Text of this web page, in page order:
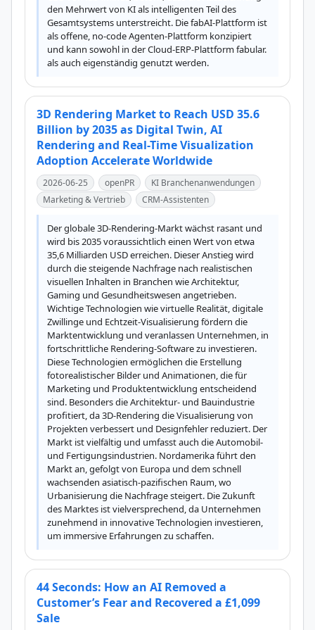
den Mehrwert von KI als intelligenten Teil des
Gesamtsystems unterstreicht. Die fabAI-Plattform ist
als offene, no-code Agenten-Plattform konzipiert
und kann sowohl in der Cloud-ERP-Plattform fabular.
als auch eigenständig genutzt werden.
3D Rendering Market to Reach USD 35.6
Billion by 2035 as Digital Twin, AI
Rendering and Real-Time Visualization
Adoption Accelerate Worldwide
2026-06-25 openPR
KI Branchenanwendungen
Marketing & Vertrieb
CRM-Assistenten
Der globale 3D-Rendering-Markt wächst rasant und
wird bis 2035 voraussichtlich einen Wert von etwa
35,6 Milliarden USD erreichen. Dieser Anstieg wird
durch die steigende Nachfrage nach realistischen
visuellen Inhalten in Branchen wie Architektur,
Gaming und Gesundheitswesen angetrieben.
Wichtige Technologien wie virtuelle Realität, digitale
Zwillinge und Echtzeit-Visualisierung fördern die
Marktentwicklung und veranlassen Unternehmen, in
fortschrittliche Rendering-Software zu investieren.
Diese Technologien ermöglichen die Erstellung
fotorealistischer Bilder und Animationen, die für
Marketing und Produktentwicklung entscheidend
sind. Besonders die Architektur- und Bauindustrie
profitiert, da 3D-Rendering die Visualisierung von
Projekten verbessert und Designfehler reduziert. Der
Markt ist vielfältig und umfasst auch die Automobil-
und Fertigungsindustrien. Nordamerika führt den
Markt an, gefolgt von Europa und dem schnell
wachsenden asiatisch-pazifischen Raum, wo
Urbanisierung die Nachfrage steigert. Die Zukunft
des Marktes ist vielversprechend, da Unternehmen
zunehmend in innovative Technologien investieren,
um immersive Erfahrungen zu schaffen.
44 Seconds: How an AI Removed a
Customer’s Fear and Recovered a £1,099
Sale